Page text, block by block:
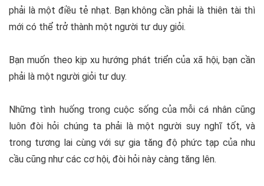
phải là một điều tẻ nhạt. Bạn không cần phải là thiên tài thì
mới có thể trở thành một người tư duy giỏi.
Bạn muốn theo kịp xu hướng phát triển của xã hội, bạn cần
phải là một người giỏi tư duy.
Những tình huống trong cuộc sống của mỗi cá nhân cũng
luôn đòi hỏi chúng ta phải là một người suy nghĩ tốt, và
trong tương lai cùng với sự gia tăng độ phức tạp của nhu
cầu cũng như các cơ hội, đòi hỏi này càng tăng lên.